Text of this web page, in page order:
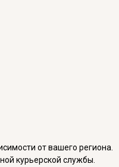
от вашего региона.
курьерской службы.